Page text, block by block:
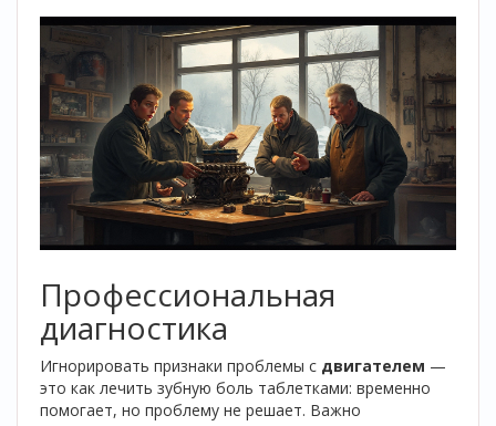
Профессиональная
диагностика
Игнорировать признаки проблемы с двигателем —
это как лечить зубную боль таблетками: временно
помогает, но проблему не решает. Важно